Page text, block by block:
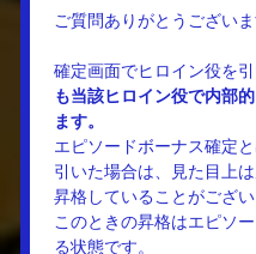
ご質問ありがとうございま
確定画面でヒロイン役を引
も当該ヒロイン役で内部
ます。
エピソードボーナス確定
引いた場合は、見た目上
昇格していることがござい
このときの昇格はエピソ
る状態です。